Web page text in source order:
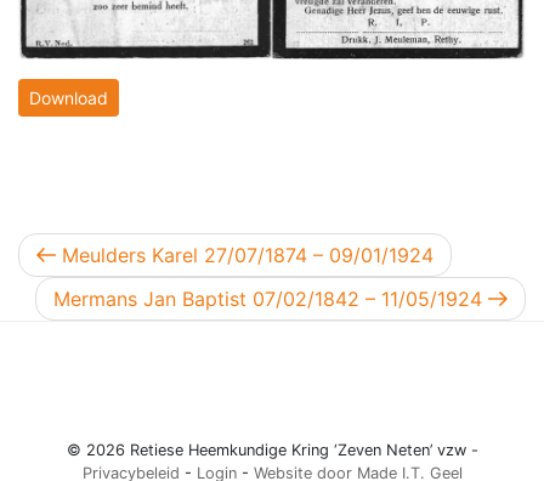
Download
Berichtnavigatie
Vorig bericht
Meulders Karel 27/07/1874 – 09/01/1924
Volgend bericht
Mermans Jan Baptist 07/02/1842 – 11/05/1924
© 2026 Retiese Heemkundige Kring ‘Zeven Neten’ vzw -
Privacybeleid - Login- Website door Made I.T. Geel